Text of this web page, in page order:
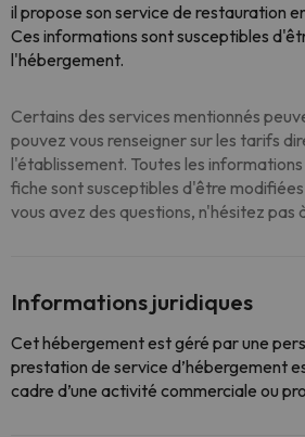
il propose son service de restauration
Ces informations sont susceptibles
l'hébergement.
Certains des services mentionnés
pouvez vous renseigner sur les tarifs
l'établissement. Toutes les
fiche sont susceptibles d'être
vous avez des questions, n'hésitez pas
Informations juridiques
Cet hébergement est géré par une
prestation de service d’hébergement
cadre d’une activité commerciale ou